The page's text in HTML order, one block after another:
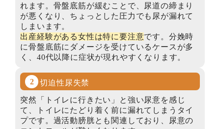
れます。骨盤底筋が緩むことで、尿道の締まり
が悪くなり、ちょっとした圧力でも尿が漏れて
しまいます。
出産経験がある女性は特に要注意です。分娩時
に骨盤底筋にダメージを受けているケースが多
く、40代以降に症状が現れやすくなります。
切迫性尿失禁
突然「トイレに行きたい」と強い尿意を感じ
て、トイレにたどり着く前に漏れてしまうタイ
プです。過活動膀胱とも関連しており、尿意の